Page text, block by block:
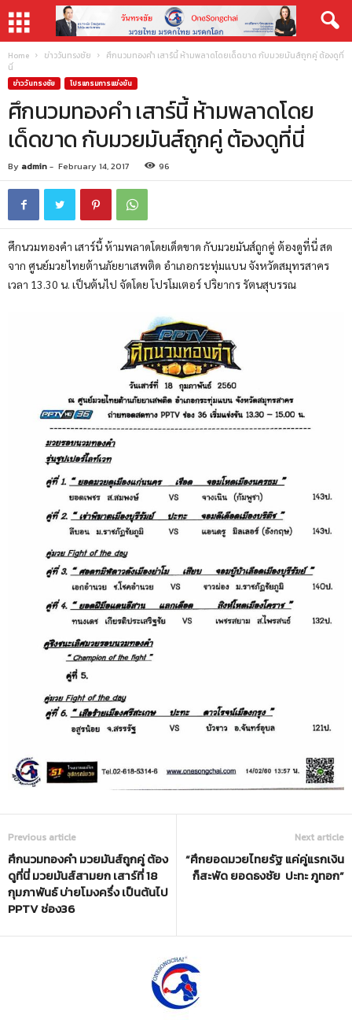
Home ข่าววันทรงชัย
ศึกนวมทองคำ เสาร์นี้ ห้ามพลาดโดยเด็ดขาด กับมวยมันส์ถูกคู่ ต้องดูที่
นี่
ข่าววันทรงชัย โปรแกรมการแข่งขัน
ศึกนวมทองคำ เสาร์นี้ ห้ามพลาดโดย
เด็ดขาด กับมวยมันส์ถูกคู่ ต้องดูที่นี่
By admin- February 14, 2017 96
ศึกนวมทองคำ เสาร์นี้ ห้ามพลาดโดยเด็ดขาด กับมวยมันส์ถูกคู่ ต้องดูที่นี่ สด
จาก ศูนย์มวยไทยต้านภัยยาเสพติด อำเภอกระทุ่มแบน จังหวัดสมุทรสาคร
เวลา 13.30 น. เป็นต้นไป จัดโดย โปรโมเตอร์ ปริยากร รัตนสุบรรณ
Previous article
ศึกนวมทองคำ มวยมันส์ถูกคู่ ต้อง
ดูที่นี่ มวยมันส์สามยก เสาร์ที่ 18
กุมภาพันธ์ บ่ายโมงครึ่ง เป็นต้นไป
PPTV ช่อง36
Next article
“ศึกยอดมวยไทยรัฐ แค่คู่แรกเงิน
ก็สะพัด ยอดธงชัย ปะทะ ภูทอก”